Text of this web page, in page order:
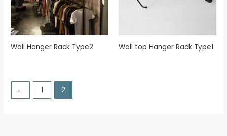
Wall Hanger Rack Type2 Wall top Hanger Rack Type1
← 1 2